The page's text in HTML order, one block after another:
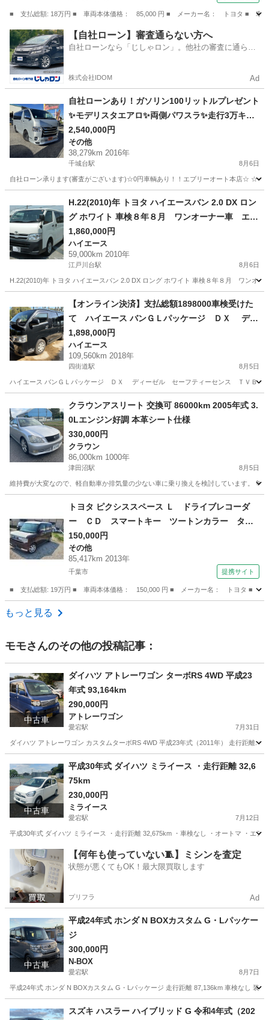
■ 支払総額: 18万円 ■ 車両本体価格： 85,000 円 ■ メーカー名： トヨタ ■
埼玉 熊谷市 その他
【自社ローン】審査通らない方へ
自社ローンなら「じしゃロン」。他社の審査に通らな
株式会社IDOM Ad
自社ローンあり！ガソリン100リットルプレゼント
✨モデリスタエアロ✨両側パワスラ✨走行3万キロ
台！✨トヨタ☆レジアスエースバン☆ロングスー
パーGL☆2000cc☆5人乗り☆
2,540,000円
その他
38,279km 2016年
千城台駅 8月6日
自社ローン承ります(審査がございます)☆0円車輌あり！！エブリーオート本店☆ ☆☆
その他
H.22(2010)年 トヨタ ハイエースバン 2.0 DX ロン
グ ホワイト 車検８年８月 ワンオーナー車 エア
コン オートマ ETC パワステ R8自税込 17
583
1,860,000円
ハイエース
59,000km 2010年
江戸川台駅 8月6日
H.22(2010)年 トヨタ ハイエースバン 2.0 DX ロング ホワイト 車検８年８月 ワン
江戸川台駅 ハイエース ロング
【オンライン決済】支払総額1898000車検受けた
て ハイエース バンＧＬパッケージ ＤＸ ディ
ーゼル セーフティーセンス ＴＶＢｌｕｅｔｏ
ｏｔｈバックカメラ キーレス ドラレコ オー
トハイビーム バックセンサー ETC
1,898,000円
ハイエース
109,560km 2018年
四街道駅 8月5日
ハイエース バンＧＬパッケージ ＤＸ ディーゼル セーフティーセンス ＴＶＢ
四街道駅 ハイエース ハイビーム
クラウンアスリート 交換可 86000km 2005年式 3.
0Lエンジン好調 本革シート仕様
330,000円
クラウン
86,000km 1000年
津田沼駅 8月5日
維持費が大変なので、軽自動車か排気量の少ない車に乗り換えを検討しています。
津田沼駅 エンジン
トヨタ ピクシススペース Ｌ ドライブレコーダ
ー ＣＤ スマートキー ツートンカラー タイ
ヤホイール１４インチ 走行距離８５０００キロ
（車検整備付）
150,000円
その他
85,417km 2013年
千葉市 提携サイト
■ 支払総額: 19万円 ■ 車両本体価格： 150,000 円 ■ メーカー名： トヨタ ■
千葉 千葉市
もっと見る
モモさんのその他の投稿記事：
中古車
ダイハツ アトレーワゴン ターボRS 4WD 平成23
年式 93,164km
290,000円
アトレーワゴン
愛宕駅 7月31日
ダイハツ アトレーワゴン カスタムターボRS 4WD 平成23年式（2011年） 走行距離:
愛宕駅 アトレーワゴン ターボ
中古車
平成30年式 ダイハツ ミライース ・走行距離 32,6
75km
230,000円
ミライース
愛宕駅 7月12日
平成30年式 ダイハツ ミライース ・走行距離 32,675km ・車検なし ・オートマ ・エ
千葉 野田市 愛宕駅 ミライース 走行距離
【何年も使っていない🧵】ミシンを査定
状態が悪くてもOK！最大限買取します
プリフラ Ad
中古車
平成24年式 ホンダ N BOXカスタム G・Lパッケー
ジ
300,000円
N-BOX
愛宕駅 8月7日
平成24年式 ホンダ N BOXカスタム G・Lパッケージ 走行距離 87,136km 車検なし 装
愛宕駅 N-BOX 走行距離
スズキ ハスラー ハイブリッド G 令和4年式（202